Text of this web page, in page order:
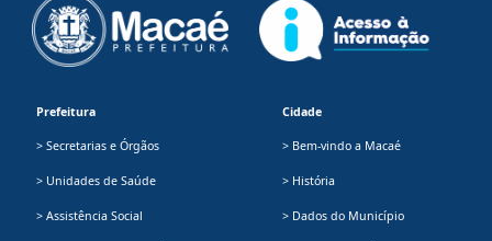
Prefeitura
> Secretarias e Órgãos
> Unidades de Saúde
> Assistência Social
Cidade
> Bem-vindo a Macaé
> História
> Dados do Município